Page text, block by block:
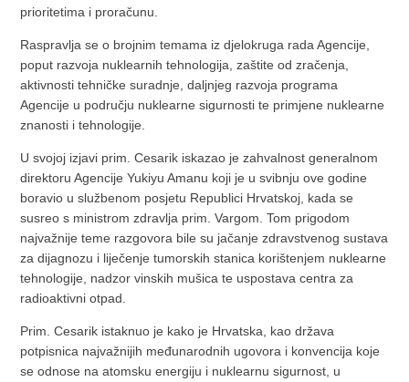
prioritetima i proračunu.
Raspravlja se o brojnim temama iz djelokruga rada Agencije,
poput razvoja nuklearnih tehnologija, zaštite od zračenja,
aktivnosti tehničke suradnje, daljnjeg razvoja programa
Agencije u području nuklearne sigurnosti te primjene nuklearne
znanosti i tehnologije.
U svojoj izjavi prim. Cesarik iskazao je zahvalnost generalnom
direktoru Agencije Yukiyu Amanu koji je u svibnju ove godine
boravio u službenom posjetu Republici Hrvatskoj, kada se
susreo s ministrom zdravlja prim. Vargom. Tom prigodom
najvažnije teme razgovora bile su jačanje zdravstvenog sustava
za dijagnozu i liječenje tumorskih stanica korištenjem nuklearne
tehnologije, nadzor vinskih mušica te uspostava centra za
radioaktivni otpad.
Prim. Cesarik istaknuo je kako je Hrvatska, kao država
potpisnica najvažnijih međunarodnih ugovora i konvencija koje
se odnose na atomsku energiju i nuklearnu sigurnost, u